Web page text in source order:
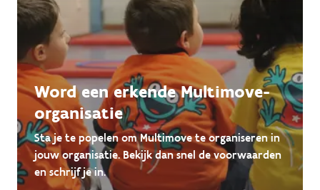
Word een erkende Multimove-
organisatie
Sta je te popelen om Multimove te organiseren in
jouw organisatie. Bekijk dan snel de voorwaarden
en schrijf je in.